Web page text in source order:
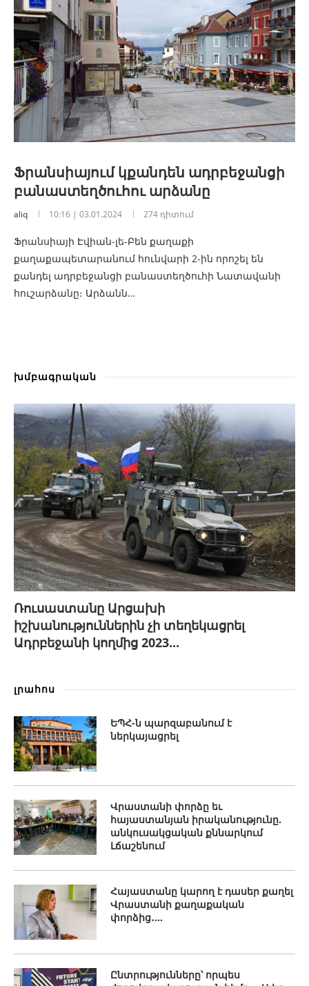
Ֆրանսիայում կքանդեն ադրբեջանցի
բանաստեղծուհու արձանը
aliq 10:16 | 03.01.2024 274 դիտում
Ֆրանսիայի Էվիան-լե-Բեն քաղաքի
քաղաքապետարանում հունվարի 2-ին որոշել են
քանդել ադրբեջանցի բանաստեղծուհի Նատավանի
հուշարձանը։ Արձանն…
խմբագրական
Ռուսաստանը Արցախի
իշխանություններին չի տեղեկացրել
Ադրբեջանի կողմից 2023...
լրահոս
ԵՊՀ-ն պարզաբանում է
ներկայացրել
Վրաստանի փորձը եւ
հայաստանյան իրականությունը.
անկուսակցական քննարկում
Լճաշենում
Հայաստանը կարող է դասեր քաղել
Վրաստանի քաղաքական
փորձից․...
Ընտրությունները՝ որպես